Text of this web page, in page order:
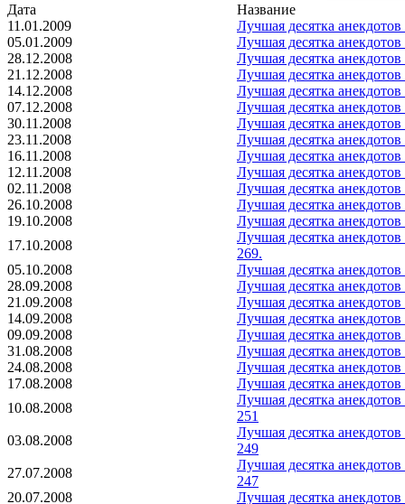
Дата
Название
11.01.2009
Лучшая десятка
05.01.2009
Лучшая десятка
28.12.2008
Лучшая десятка
21.12.2008
Лучшая десятка
14.12.2008
Лучшая десятка
07.12.2008
Лучшая десятка
30.11.2008
Лучшая десятка
23.11.2008
Лучшая десятка
16.11.2008
Лучшая десятка
12.11.2008
Лучшая десятка
02.11.2008
Лучшая десятка
26.10.2008
Лучшая десятка
19.10.2008
Лучшая десятка
17.10.2008
Лучшая десятка
269.
05.10.2008
Лучшая десятка
28.09.2008
Лучшая десятка
21.09.2008
Лучшая десятка
14.09.2008
Лучшая десятка
09.09.2008
Лучшая десятка
31.08.2008
Лучшая десятка
24.08.2008
Лучшая десятка
17.08.2008
Лучшая десятка
10.08.2008
Лучшая десятка
251
03.08.2008
Лучшая десятка
249
27.07.2008
Лучшая десятка
247
20.07.2008
Лучшая десятка